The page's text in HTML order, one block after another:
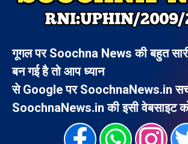
गूगल पर Soochna News की बहुत
बन गई है तो आप ध्यान
से Google पर SoochnaNews.in
SoochnaNews.in की इसी वेबसाइट